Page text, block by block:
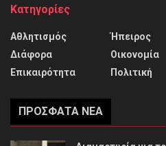
Κατηγορίες
Αθλητισμός
Διάφορα
Επικαιρότητα
Ήπειρος
Οικονομία
Πολιτική
ΠΡΌΣΦΑΤΑ ΝΈΑ